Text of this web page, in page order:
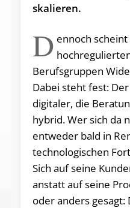
skalieren.
D ennoch
Berufsgruppen
Dabei steht fest:
digitaler, die
hybrid. Wer sich da
entweder bald in
technologischen
Sich auf seine
anstatt auf seine
oder anders gesagt: